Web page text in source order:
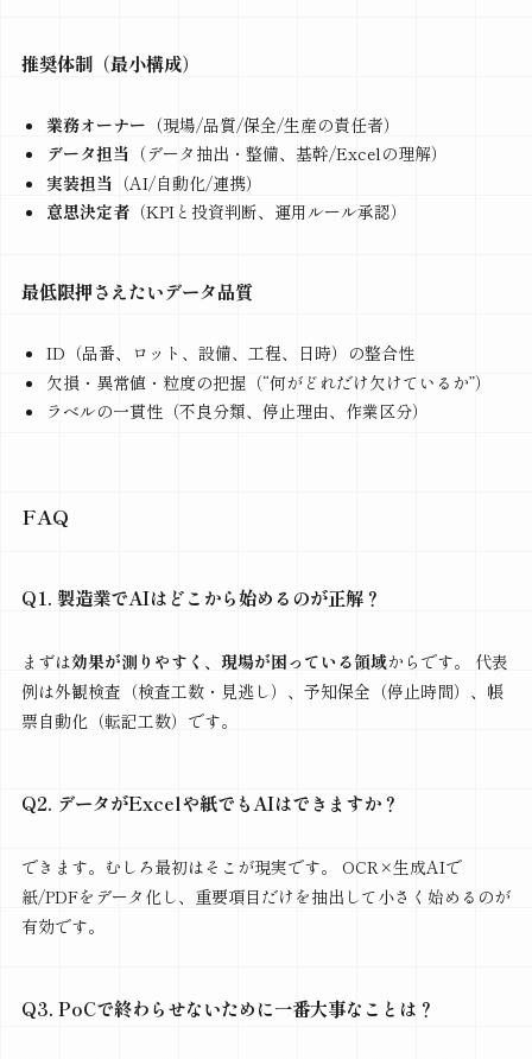
推奨体制（最小構成）
業務オーナー （現場/品質/保全/生産の責任者）
データ担当 （データ抽出・整備、基幹/Excelの理解）
実装担当 （AI/自動化/連携）
意思決定者（KPIと投資判断、運用ルール承認）
最低限押さえたいデータ品質
ID（品番、ロット、設備、工程、日時）の整合性
欠損・異常値・粒度の把握（“何がどれだけ欠けているか”）
ラベルの一貫性（不良分類、停止理由、作業区分）
FAQ
Q1. 製造業でAIはどこから始めるのが正解？
まずは効果が測りやすく、現場が困っている領域からです。 代表
例は外観検査（検査工数・見逃し）、予知保全（停止時間）、帳
票自動化（転記工数）です。
Q2. データがExcelや紙でもAIはできますか？
できます。むしろ最初はそこが現実です。 OCR×生成AIで
紙/PDFをデータ化し、重要項目だけを抽出して小さく始めるのが
有効です。
Q3. PoCで終わらせないために一番大事なことは？